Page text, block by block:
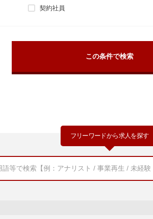
契約社員
フリーワードから求人を探す